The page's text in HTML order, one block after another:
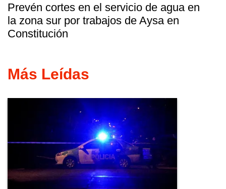
Prevén cortes en el servicio de agua en
la zona sur por trabajos de Aysa en
Constitución
Más Leídas